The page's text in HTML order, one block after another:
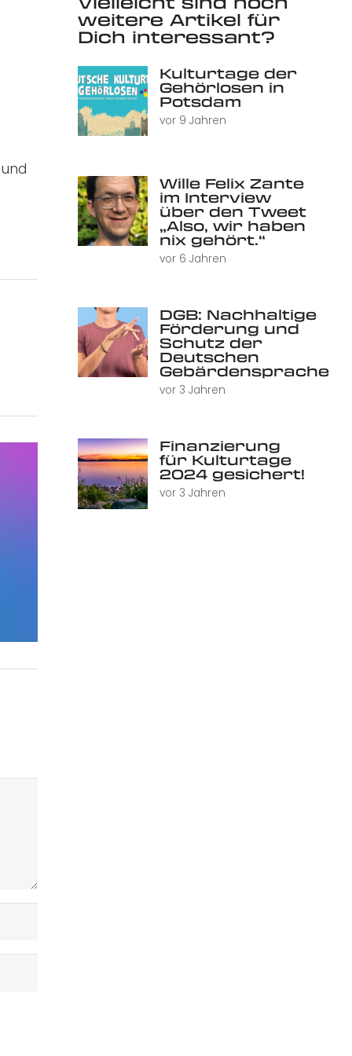
weitere Artikel für
Dich interessant?
Kulturtage der
Gehörlosen in
Potsdam
vor 9 Jahren
Wille Felix Zante
im Interview
über den Tweet
„Also, wir haben
nix gehört.“
vor 6 Jahren
DGB: Nachhaltige
Förderung und
Schutz der
Deutschen
Gebärdensprache
vor 3 Jahren
Finanzierung
für Kulturtage
2024 gesichert!
vor 3 Jahren